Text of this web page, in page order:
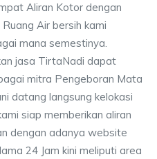
Aliran Kotor dengan
Air bersih kami
mana semestinya.
jasa TirtaNadi dapat
mitra Pengeboran Mata
datang langsung kelokasi
siap memberikan aliran
dengan adanya website
24 Jam kini meliputi area